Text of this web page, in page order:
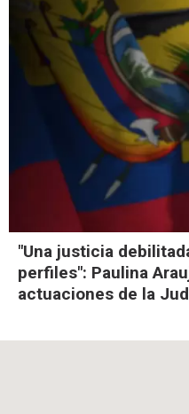
"Una justicia
perfiles": Paulina
actuaciones de la